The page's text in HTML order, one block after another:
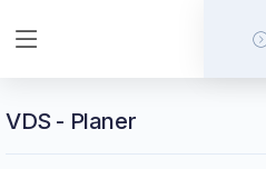
VDS - Planer